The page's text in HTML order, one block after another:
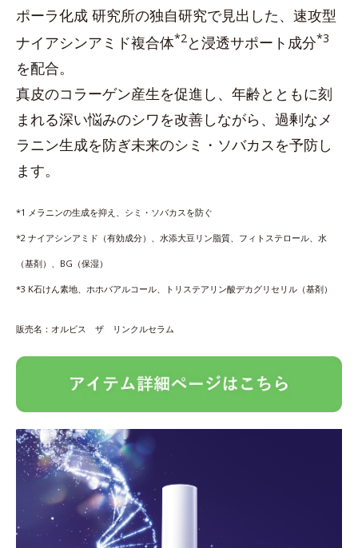
ポーラ化成 研究所の独自研究で見出した、速攻型
ナイアシンアミド複合体*2 と浸透サポート成分*3
を配合。
真皮のコラーゲン産生を促進し、年齢とともに刻
まれる深い悩みのシワを改善しながら、過剰なメ
ラニン生成を防ぎ未来のシミ・ソバカスを予防し
ます。
*1 メラニンの生成を抑え、シミ・ソバカスを防ぐ
*2 ナイアシンアミド（有効成分）、水添大豆リン脂質、フィトステロール、水
（基剤）、BG（保湿）
*3 K石けん素地、ホホバアルコール、トリステアリン酸デカグリセリル（基剤）
販売名：オルビス ザ リンクルセラム